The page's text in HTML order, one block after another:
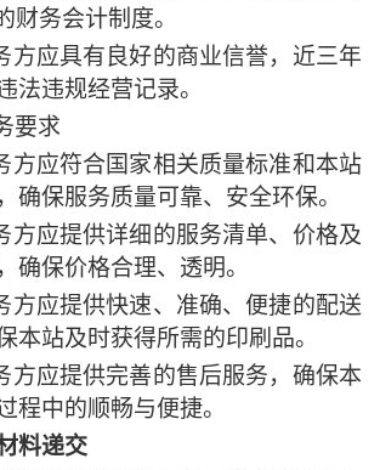
财务会计制度。
方应具有良好的商业信誉，近三年
法违规经营记录。
要求
方应符合国家相关质量标准和本站
确保服务质量可靠、安全环保。
方应提供详细的服务清单、价格及
确保价格合理、透明。
方应提供快速、准确、便捷的配送
本站及时获得所需的印刷品。
方应提供完善的售后服务，确保本
程中的顺畅与便捷。
料递交